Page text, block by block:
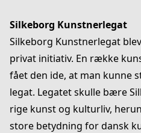
Silkeborg Kunstnerlegat
Silkeborg Kunstnerlegat
privat initiativ. En række
fået den ide, at man kunne
legat. Legatet skulle bære
rige kunst og kulturliv,
store betydning for dansk